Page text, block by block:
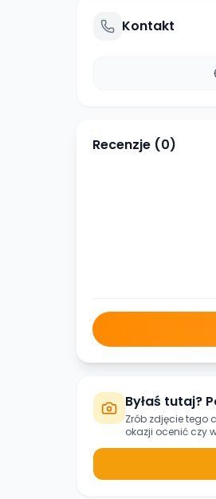
Kontakt
Recenzje (0)
Byłaś tutaj?
Zrób zdjęcie tego
okazji ocenić czy